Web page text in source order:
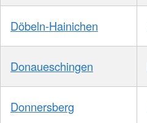
Döbeln-Hainichen
Donaueschingen
Donnersberg